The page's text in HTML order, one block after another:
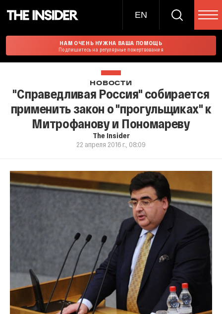
EN
НАМ ОЧЕНЬ НУЖНА ВАША ПОМОЩЬ
Подпишитесь на регулярные пожертвования
НОВОСТИ
"Справедливая Россия" собирается
применить закон о "прогульщиках" к
Митрофанову и Пономареву
The Insider
22 апреля 2016 г., 08:09